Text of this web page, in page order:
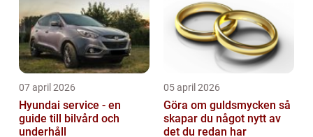
07 april 2026
Hyundai service - en
guide till bilvård och
underhåll
05 april 2026
Göra om guldsmycken så
skapar du något nytt av
det du redan har